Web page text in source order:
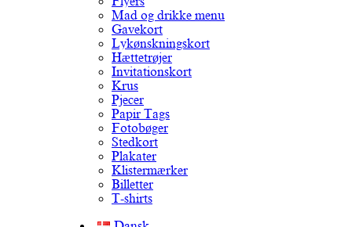
Mad og drikke menu
Gavekort
Lykønskningskort
Hættetrøjer
Invitationskort
Krus
Pjecer
Papir Tags
Fotobøger
Stedkort
Plakater
Klistermærker
Billetter
T-shirts